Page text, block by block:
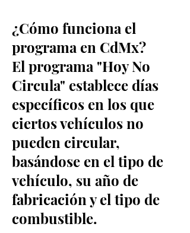
¿Cómo funciona el
programa en CdMx?
El programa "Hoy No
Circula" establece días
específicos en los que
ciertos vehículos no
pueden circular,
basándose en el tipo de
vehículo, su año de
fabricación y el tipo de
combustible.